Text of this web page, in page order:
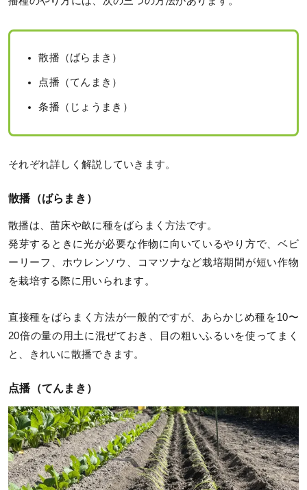
散播（ばらまき）
点播（てんまき）
条播（じょうまき）
それぞれ詳しく解説していきます。
散播（ばらまき）
散播は、苗床や畝に種をばらまく方法です。
発芽するときに光が必要な作物に向いているやり方で、ベビ
ーリーフ、ホウレンソウ、コマツナなど栽培期間が短い作物
を栽培する際に用いられます。
直接種をばらまく方法が一般的ですが、あらかじめ種を10〜
20倍の量の用土に混ぜておき、目の粗いふるいを使ってまく
と、きれいに散播できます。
点播（てんまき）